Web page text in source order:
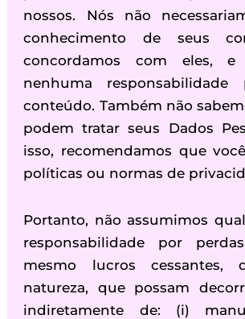
nossos. Nós não
conhecimento de seus
concordamos com eles,
nenhuma responsabilidade
conteúdo. Também não
podem tratar seus Dados
isso, recomendamos que
políticas ou normas de
Portanto, não assumimos
responsabilidade por
mesmo lucros cessantes,
natureza, que possam
indiretamente de: (i)